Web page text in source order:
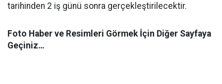
tarihinden 2 iş günü sonra gerçekleştirilecektir.
Foto Haber ve Resimleri Görmek İçin Diğer Sayfaya
Geçiniz…